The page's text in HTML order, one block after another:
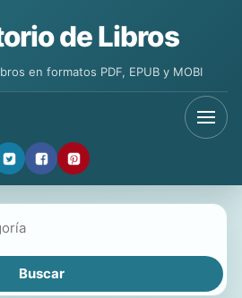
de Libros
en formatos PDF, EPUB y MOBI